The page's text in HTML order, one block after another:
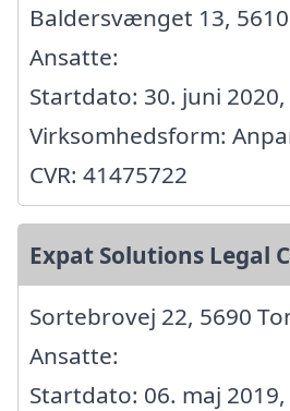
Baldersvænget 13, 5610
Ansatte:
Startdato: 30. juni 2020,
Virksomhedsform:
CVR: 41475722
Expat Solutions Legal
Sortebrovej 22, 5690
Ansatte:
Startdato: 06. maj 2019,